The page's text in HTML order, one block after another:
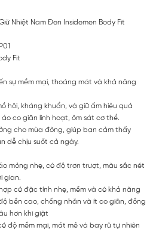
Nhiệt Nam Đen Insidemen Body Fit
Fit
sự mềm mại, thoáng mát và khả năng
hôi, kháng khuẩn, và giữ ấm hiệu quả
co giãn linh hoạt, ôm sát cơ thể.
cho mùa đông, giúp bạn cảm thấy
dễ chịu suốt cả ngày.
mỏng nhẹ, có độ trơn trượt, màu sắc nét
gian.
có đặc tính nhẹ, mềm và có khả năng
bền cao, chống nhăn và ít co giãn, đồng
hơn khi giặt
độ mềm mại, mát mẻ và bay rũ tự nhiên